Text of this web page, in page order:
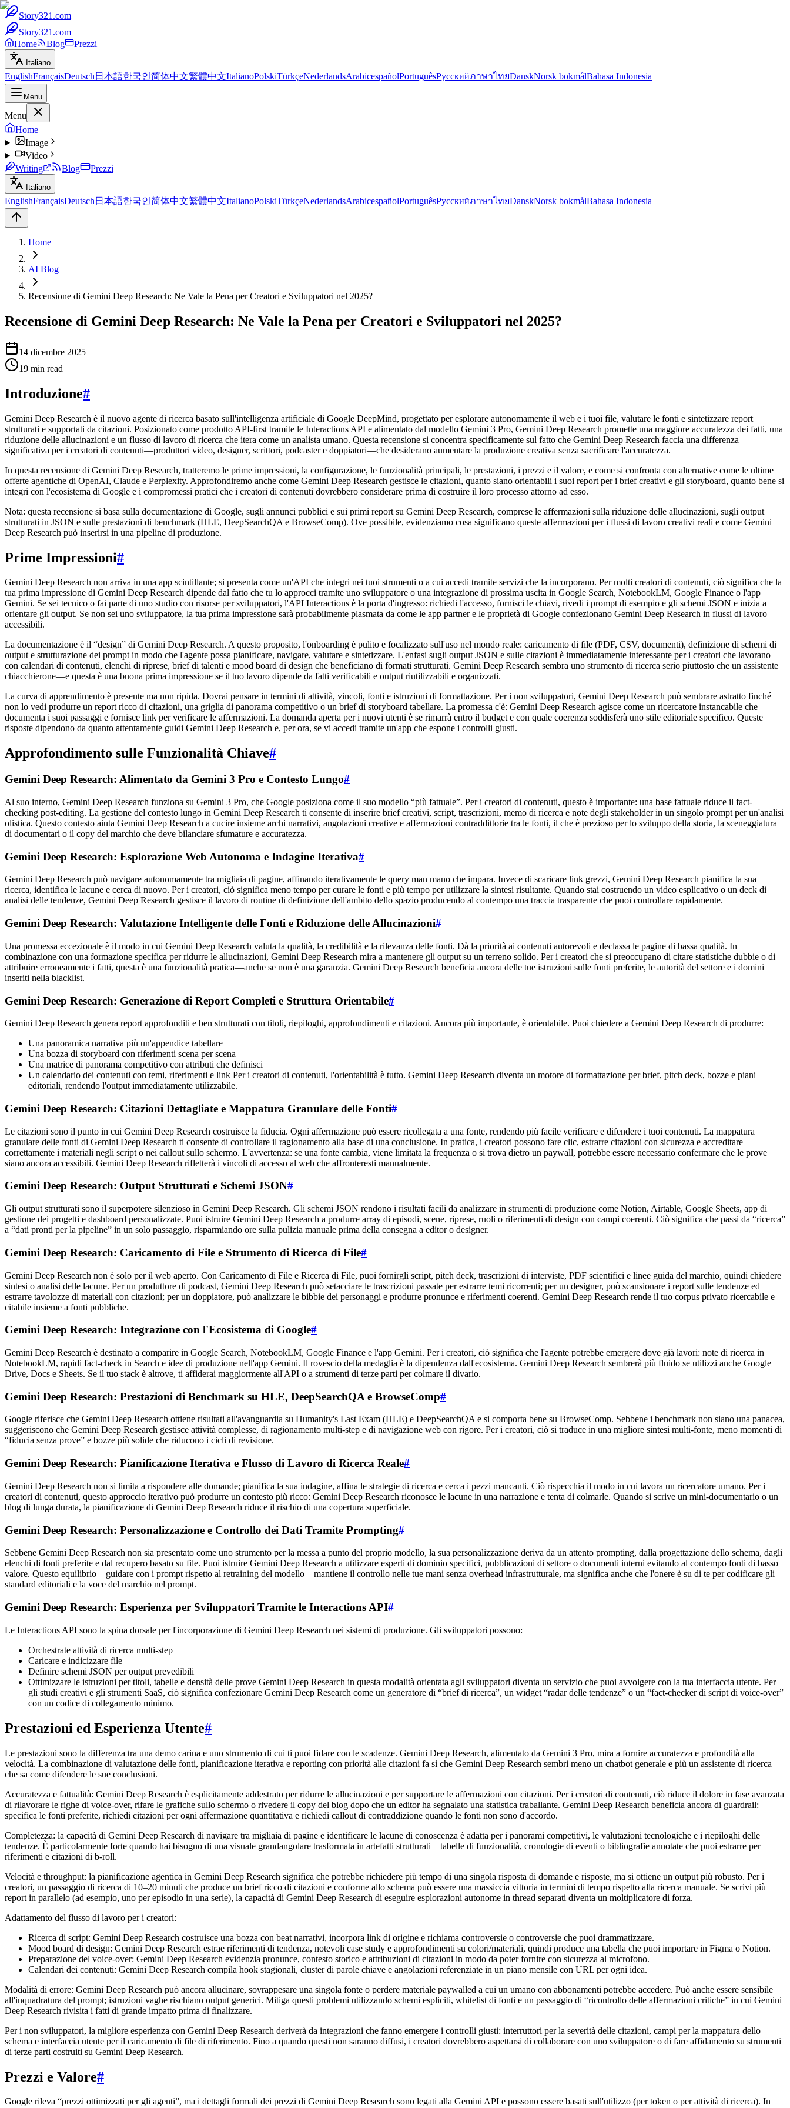
Story321.com
Story321.com
Home
Blog Prezzi
Italiano
EnglishFrançaisDeutsch 日本語한국인简体中文繁體中文ItalianoPolskiTürkçeNederlandsArabicespañolPortuguêsРусскийภาษาไทยDanskNorsk bokmålBahasa Indonesia
Menu
Menu
Home
Image
Video
Writing
Blog Prezzi
Italiano
EnglishFrançaisDeutsch 日本語한국인简体中文繁體中文ItalianoPolskiTürkçeNederlandsArabicespañolPortuguêsРусскийภาษาไทยDanskNorsk bokmålBahasa Indonesia
Home
AI Blog
Recensione di Gemini Deep Research: Ne Vale la Pena per Creatori e Sviluppatori nel 2025?
Recensione di Gemini Deep Research: Ne Vale la Pena per Creatori e Sviluppatori nel 2025?
14 dicembre 2025
19 min read
Introduzione#
Gemini Deep Research è il nuovo agente di ricerca basato sull'intelligenza artificiale di Google DeepMind, progettato per esplorare autonomamente il web e i tuoi file, valutare le fonti e sintetizzare report
strutturati e supportati da citazioni. Posizionato come prodotto API-first tramite le Interactions API e alimentato dal modello Gemini 3 Pro, Gemini Deep Research promette una maggiore accuratezza dei fatti, una
riduzione delle allucinazioni e un flusso di lavoro di ricerca che itera come un analista umano. Questa recensione si concentra specificamente sul fatto che Gemini Deep Research faccia una differenza
significativa per i creatori di contenuti—produttori video, designer, scrittori, podcaster e doppiatori—che desiderano aumentare la produzione creativa senza sacrificare l'accuratezza.
In questa recensione di Gemini Deep Research, tratteremo le prime impressioni, la configurazione, le funzionalità principali, le prestazioni, i prezzi e il valore, e come si confronta con alternative come le ultime
offerte agentiche di OpenAI, Claude e Perplexity. Approfondiremo anche come Gemini Deep Research gestisce le citazioni, quanto siano orientabili i suoi report per i brief creativi e gli storyboard, quanto bene si
integri con l'ecosistema di Google e i compromessi pratici che i creatori di contenuti dovrebbero considerare prima di costruire il loro processo attorno ad esso.
Nota: questa recensione si basa sulla documentazione di Google, sugli annunci pubblici e sui primi report su Gemini Deep Research, comprese le affermazioni sulla riduzione delle allucinazioni, sugli output
strutturati in JSON e sulle prestazioni di benchmark (HLE, DeepSearchQA e BrowseComp). Ove possibile, evidenziamo cosa significano queste affermazioni per i flussi di lavoro creativi reali e come Gemini
Deep Research può inserirsi in una pipeline di produzione.
Prime Impressioni#
Gemini Deep Research non arriva in una app scintillante; si presenta come un'API che integri nei tuoi strumenti o a cui accedi tramite servizi che la incorporano. Per molti creatori di contenuti, ciò significa che la
tua prima impressione di Gemini Deep Research dipende dal fatto che tu lo approcci tramite uno sviluppatore o una integrazione di prossima uscita in Google Search, NotebookLM, Google Finance o l'app
Gemini. Se sei tecnico o fai parte di uno studio con risorse per sviluppatori, l'API Interactions è la porta d'ingresso: richiedi l'accesso, fornisci le chiavi, rivedi i prompt di esempio e gli schemi JSON e inizia a
orientare gli output. Se non sei uno sviluppatore, la tua prima impressione sarà probabilmente plasmata da come le app partner e le proprietà di Google confezionano Gemini Deep Research in flussi di lavoro
accessibili.
La documentazione è il “design” di Gemini Deep Research. A questo proposito, l'onboarding è pulito e focalizzato sull'uso nel mondo reale: caricamento di file (PDF, CSV, documenti), definizione di schemi di
output e strutturazione dei prompt in modo che l'agente possa pianificare, navigare, valutare e sintetizzare. L'enfasi sugli output JSON e sulle citazioni è immediatamente interessante per i creatori che lavorano
con calendari di contenuti, elenchi di riprese, brief di talenti e mood board di design che beneficiano di formati strutturati. Gemini Deep Research sembra uno strumento di ricerca serio piuttosto che un assistente
chiacchierone—e questa è una buona prima impressione se il tuo lavoro dipende da fatti verificabili e output riutilizzabili e organizzati.
La curva di apprendimento è presente ma non ripida. Dovrai pensare in termini di attività, vincoli, fonti e istruzioni di formattazione. Per i non sviluppatori, Gemini Deep Research può sembrare astratto finché
non lo vedi produrre un report ricco di citazioni, una griglia di panorama competitivo o un brief di storyboard tabellare. La promessa c'è: Gemini Deep Research agisce come un ricercatore instancabile che
documenta i suoi passaggi e fornisce link per verificare le affermazioni. La domanda aperta per i nuovi utenti è se rimarrà entro il budget e con quale coerenza soddisferà uno stile editoriale specifico. Queste
risposte dipendono da quanto attentamente guidi Gemini Deep Research e, per ora, se vi accedi tramite un'app che espone i controlli giusti.
Approfondimento sulle Funzionalità Chiave#
Gemini Deep Research: Alimentato da Gemini 3 Pro e Contesto Lungo#
Al suo interno, Gemini Deep Research funziona su Gemini 3 Pro, che Google posiziona come il suo modello “più fattuale”. Per i creatori di contenuti, questo è importante: una base fattuale riduce il fact-
checking post-editing. La gestione del contesto lungo in Gemini Deep Research ti consente di inserire brief creativi, script, trascrizioni, memo di ricerca e note degli stakeholder in un singolo prompt per un'analisi
olistica. Questo contesto aiuta Gemini Deep Research a cucire insieme archi narrativi, angolazioni creative e affermazioni contraddittorie tra le fonti, il che è prezioso per lo sviluppo della storia, la sceneggiatura
di documentari o il copy del marchio che deve bilanciare sfumature e accuratezza.
Gemini Deep Research: Esplorazione Web Autonoma e Indagine Iterativa#
Gemini Deep Research può navigare autonomamente tra migliaia di pagine, affinando iterativamente le query man mano che impara. Invece di scaricare link grezzi, Gemini Deep Research pianifica la sua
ricerca, identifica le lacune e cerca di nuovo. Per i creatori, ciò significa meno tempo per curare le fonti e più tempo per utilizzare la sintesi risultante. Quando stai costruendo un video esplicativo o un deck di
analisi delle tendenze, Gemini Deep Research gestisce il lavoro di routine di definizione dell'ambito dello spazio producendo al contempo una traccia trasparente che puoi controllare rapidamente.
Gemini Deep Research: Valutazione Intelligente delle Fonti e Riduzione delle Allucinazioni#
Una promessa eccezionale è il modo in cui Gemini Deep Research valuta la qualità, la credibilità e la rilevanza delle fonti. Dà la priorità ai contenuti autorevoli e declassa le pagine di bassa qualità. In
combinazione con una formazione specifica per ridurre le allucinazioni, Gemini Deep Research mira a mantenere gli output su un terreno solido. Per i creatori che si preoccupano di citare statistiche dubbie o di
attribuire erroneamente i fatti, questa è una funzionalità pratica—anche se non è una garanzia. Gemini Deep Research beneficia ancora delle tue istruzioni sulle fonti preferite, le autorità del settore e i domini
inseriti nella blacklist.
Gemini Deep Research: Generazione di Report Completi e Struttura Orientabile#
Gemini Deep Research genera report approfonditi e ben strutturati con titoli, riepiloghi, approfondimenti e citazioni. Ancora più importante, è orientabile. Puoi chiedere a Gemini Deep Research di produrre:
Una panoramica narrativa più un'appendice tabellare
Una bozza di storyboard con riferimenti scena per scena
Una matrice di panorama competitivo con attributi che definisci
Un calendario dei contenuti con temi, riferimenti e link Per i creatori di contenuti, l'orientabilità è tutto. Gemini Deep Research diventa un motore di formattazione per brief, pitch deck, bozze e piani
editoriali, rendendo l'output immediatamente utilizzabile.
Gemini Deep Research: Citazioni Dettagliate e Mappatura Granulare delle Fonti#
Le citazioni sono il punto in cui Gemini Deep Research costruisce la fiducia. Ogni affermazione può essere ricollegata a una fonte, rendendo più facile verificare e difendere i tuoi contenuti. La mappatura
granulare delle fonti di Gemini Deep Research ti consente di controllare il ragionamento alla base di una conclusione. In pratica, i creatori possono fare clic, estrarre citazioni con sicurezza e accreditare
correttamente i materiali negli script o nei callout sullo schermo. L'avvertenza: se una fonte cambia, viene limitata la frequenza o si trova dietro un paywall, potrebbe essere necessario confermare che le prove
siano ancora accessibili. Gemini Deep Research rifletterà i vincoli di accesso al web che affronteresti manualmente.
Gemini Deep Research: Output Strutturati e Schemi JSON#
Gli output strutturati sono il superpotere silenzioso in Gemini Deep Research. Gli schemi JSON rendono i risultati facili da analizzare in strumenti di produzione come Notion, Airtable, Google Sheets, app di
gestione dei progetti e dashboard personalizzate. Puoi istruire Gemini Deep Research a produrre array di episodi, scene, riprese, ruoli o riferimenti di design con campi coerenti. Ciò significa che passi da “ricerca”
a “dati pronti per la pipeline” in un solo passaggio, risparmiando ore sulla pulizia manuale prima della consegna a editor o designer.
Gemini Deep Research: Caricamento di File e Strumento di Ricerca di File#
Gemini Deep Research non è solo per il web aperto. Con Caricamento di File e Ricerca di File, puoi fornirgli script, pitch deck, trascrizioni di interviste, PDF scientifici e linee guida del marchio, quindi chiedere
sintesi o analisi delle lacune. Per un produttore di podcast, Gemini Deep Research può setacciare le trascrizioni passate per estrarre temi ricorrenti; per un designer, può scansionare i report sulle tendenze ed
estrarre tavolozze di materiali con citazioni; per un doppiatore, può analizzare le bibbie dei personaggi e produrre pronunce e riferimenti coerenti. Gemini Deep Research rende il tuo corpus privato ricercabile e
citabile insieme a fonti pubbliche.
Gemini Deep Research: Integrazione con l'Ecosistema di Google#
Gemini Deep Research è destinato a comparire in Google Search, NotebookLM, Google Finance e l'app Gemini. Per i creatori, ciò significa che l'agente potrebbe emergere dove già lavori: note di ricerca in
NotebookLM, rapidi fact-check in Search e idee di produzione nell'app Gemini. Il rovescio della medaglia è la dipendenza dall'ecosistema. Gemini Deep Research sembrerà più fluido se utilizzi anche Google
Drive, Docs e Sheets. Se il tuo stack è altrove, ti affiderai maggiormente all'API o a strumenti di terze parti per colmare il divario.
Gemini Deep Research: Prestazioni di Benchmark su HLE, DeepSearchQA e BrowseComp#
Google riferisce che Gemini Deep Research ottiene risultati all'avanguardia su Humanity's Last Exam (HLE) e DeepSearchQA e si comporta bene su BrowseComp. Sebbene i benchmark non siano una panacea,
suggeriscono che Gemini Deep Research gestisce attività complesse, di ragionamento multi-step e di navigazione web con rigore. Per i creatori, ciò si traduce in una migliore sintesi multi-fonte, meno momenti di
“fiducia senza prove” e bozze più solide che riducono i cicli di revisione.
Gemini Deep Research: Pianificazione Iterativa e Flusso di Lavoro di Ricerca Reale#
Gemini Deep Research non si limita a rispondere alle domande; pianifica la sua indagine, affina le strategie di ricerca e cerca i pezzi mancanti. Ciò rispecchia il modo in cui lavora un ricercatore umano. Per i
creatori di contenuti, questo approccio iterativo può produrre un contesto più ricco: Gemini Deep Research riconosce le lacune in una narrazione e tenta di colmarle. Quando si scrive un mini-documentario o un
blog di lunga durata, la pianificazione di Gemini Deep Research riduce il rischio di una copertura superficiale.
Gemini Deep Research: Personalizzazione e Controllo dei Dati Tramite Prompting#
Sebbene Gemini Deep Research non sia presentato come uno strumento per la messa a punto del proprio modello, la sua personalizzazione deriva da un attento prompting, dalla progettazione dello schema, dagli
elenchi di fonti preferite e dal recupero basato su file. Puoi istruire Gemini Deep Research a utilizzare esperti di dominio specifici, pubblicazioni di settore o documenti interni evitando al contempo fonti di basso
valore. Questo equilibrio—guidare con i prompt rispetto al retraining del modello—mantiene il controllo nelle tue mani senza overhead infrastrutturale, ma significa anche che l'onere è su di te per codificare gli
standard editoriali e la voce del marchio nel prompt.
Gemini Deep Research: Esperienza per Sviluppatori Tramite le Interactions API#
Le Interactions API sono la spina dorsale per l'incorporazione di Gemini Deep Research nei sistemi di produzione. Gli sviluppatori possono:
Orchestrate attività di ricerca multi-step
Caricare e indicizzare file
Definire schemi JSON per output prevedibili
Ottimizzare le istruzioni per titoli, tabelle e densità delle prove Gemini Deep Research in questa modalità orientata agli sviluppatori diventa un servizio che puoi avvolgere con la tua interfaccia utente. Per
gli studi creativi e gli strumenti SaaS, ciò significa confezionare Gemini Deep Research come un generatore di “brief di ricerca”, un widget “radar delle tendenze” o un “fact-checker di script di voice-over”
con un codice di collegamento minimo.
Prestazioni ed Esperienza Utente#
Le prestazioni sono la differenza tra una demo carina e uno strumento di cui ti puoi fidare con le scadenze. Gemini Deep Research, alimentato da Gemini 3 Pro, mira a fornire accuratezza e profondità alla
velocità. La combinazione di valutazione delle fonti, pianificazione iterativa e reporting con priorità alle citazioni fa sì che Gemini Deep Research sembri meno un chatbot generale e più un assistente di ricerca
che sa come difendere le sue conclusioni.
Accuratezza e fattualità: Gemini Deep Research è esplicitamente addestrato per ridurre le allucinazioni e per supportare le affermazioni con citazioni. Per i creatori di contenuti, ciò riduce il dolore in fase avanzata
di rilavorare le righe di voice-over, rifare le grafiche sullo schermo o rivedere il copy del blog dopo che un editor ha segnalato una statistica traballante. Gemini Deep Research beneficia ancora di guardrail:
specifica le fonti preferite, richiedi citazioni per ogni affermazione quantitativa e richiedi callout di contraddizione quando le fonti non sono d'accordo.
Completezza: la capacità di Gemini Deep Research di navigare tra migliaia di pagine e identificare le lacune di conoscenza è adatta per i panorami competitivi, le valutazioni tecnologiche e i riepiloghi delle
tendenze. È particolarmente forte quando hai bisogno di una visuale grandangolare trasformata in artefatti strutturati—tabelle di funzionalità, cronologie di eventi o bibliografie annotate che puoi estrarre per
riferimenti e citazioni di b-roll.
Velocità e throughput: la pianificazione agentica in Gemini Deep Research significa che potrebbe richiedere più tempo di una singola risposta di domande e risposte, ma si ottiene un output più robusto. Per i
creatori, un passaggio di ricerca di 10–20 minuti che produce un brief ricco di citazioni e conforme allo schema può essere una massiccia vittoria in termini di tempo rispetto alla ricerca manuale. Se scrivi più
report in parallelo (ad esempio, uno per episodio in una serie), la capacità di Gemini Deep Research di eseguire esplorazioni autonome in thread separati diventa un moltiplicatore di forza.
Adattamento del flusso di lavoro per i creatori:
Ricerca di script: Gemini Deep Research costruisce una bozza con beat narrativi, incorpora link di origine e richiama controversie o controversie che puoi drammatizzare.
Mood board di design: Gemini Deep Research estrae riferimenti di tendenza, notevoli case study e approfondimenti su colori/materiali, quindi produce una tabella che puoi importare in Figma o Notion.
Preparazione del voice-over: Gemini Deep Research evidenzia pronunce, contesto storico e attribuzioni di citazioni in modo da poter fornire con sicurezza al microfono.
Calendari dei contenuti: Gemini Deep Research compila hook stagionali, cluster di parole chiave e angolazioni referenziate in un piano mensile con URL per ogni idea.
Modalità di errore: Gemini Deep Research può ancora allucinare, sovrappesare una singola fonte o perdere materiale paywalled a cui un umano con abbonamenti potrebbe accedere. Può anche essere sensibile
all'inquadratura del prompt; istruzioni vaghe rischiano output generici. Mitiga questi problemi utilizzando schemi espliciti, whitelist di fonti e un passaggio di “ricontrollo delle affermazioni critiche” in cui Gemini
Deep Research rivisita i fatti di grande impatto prima di finalizzare.
Per i non sviluppatori, la migliore esperienza con Gemini Deep Research deriverà da integrazioni che fanno emergere i controlli giusti: interruttori per la severità delle citazioni, campi per la mappatura dello
schema e interfaccia utente per il caricamento di file di riferimento. Fino a quando questi non saranno diffusi, i creatori dovrebbero aspettarsi di collaborare con uno sviluppatore o di fare affidamento su strumenti
di terze parti costruiti su Gemini Deep Research.
Prezzi e Valore#
Google rileva “prezzi ottimizzati per gli agenti”, ma i dettagli formali dei prezzi di Gemini Deep Research sono legati alla Gemini API e possono essere basati sull'utilizzo (per token o per attività di ricerca). In